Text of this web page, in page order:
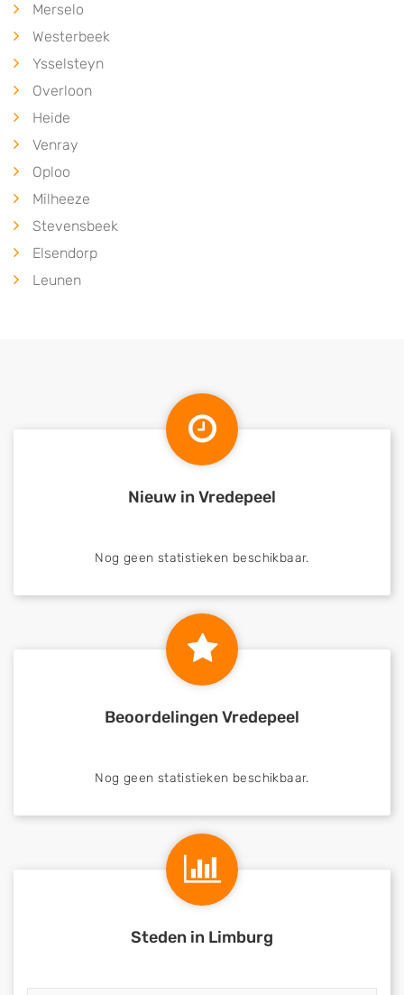
Merselo
Westerbeek
Ysselsteyn
Overloon
Heide
Venray
Oploo
Milheeze
Stevensbeek
Elsendorp
Leunen
Nieuw in Vredepeel
Nog geen statistieken beschikbaar.
Beoordelingen Vredepeel
Nog geen statistieken beschikbaar.
Steden in Limburg